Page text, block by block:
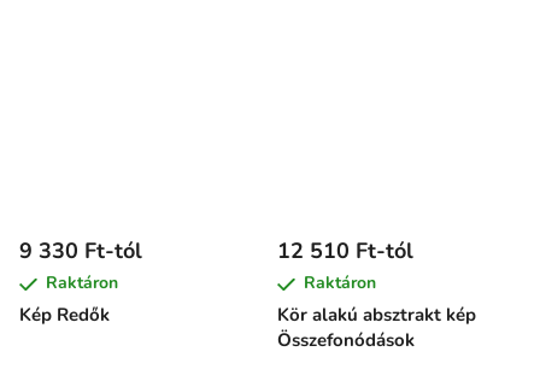
Kép Redők
9 330 Ft-tól
Raktáron
Kör alakú absztrakt kép
Összefonódások
12 510 Ft-tól
Raktáron